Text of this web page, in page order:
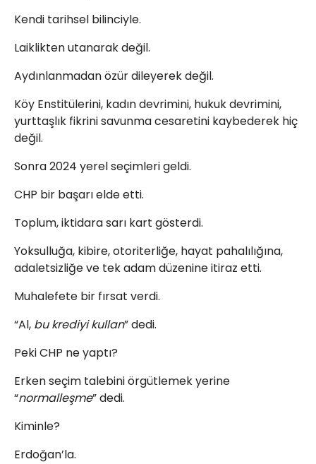
Kendi tarihsel bilinciyle.
Laiklikten utanarak değil.
Aydınlanmadan özür dileyerek değil.
Köy Enstitülerini, kadın devrimini, hukuk devrimini,
yurttaşlık fikrini savunma cesaretini kaybederek hiç
değil.
Sonra 2024 yerel seçimleri geldi.
CHP bir başarı elde etti.
Toplum, iktidara sarı kart gösterdi.
Yoksulluğa, kibire, otoriterliğe, hayat pahalılığına,
adaletsizliğe ve tek adam düzenine itiraz etti.
Muhalefete bir fırsat verdi.
“Al, bu krediyi kullan” dedi.
Peki CHP ne yaptı?
Erken seçim talebini örgütlemek yerine
“normalleşme” dedi.
Kiminle?
Erdoğan’la.